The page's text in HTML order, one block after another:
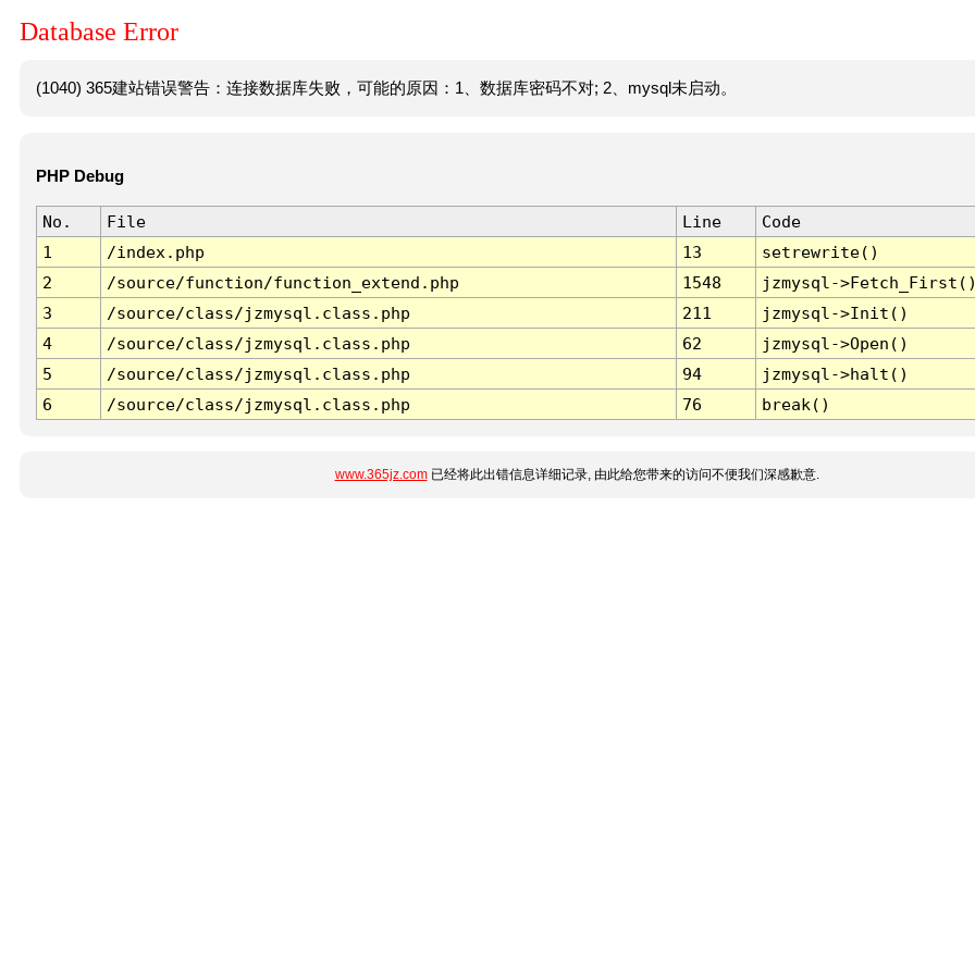
Database Error
(1040) 365建站错误警告：连接数据库失败，可能的原因：1、数据库密码不对; 2、mysql未启动。
PHP Debug
No. File Line
Code
1
/index.php 13
setrewrite()
2
/source/function/function_extend.php 1548
jzmysql-
3
/source/class/jzmysql.class.php 211
jzmysql->Init()
4
/source/class/jzmysql.class.php 62
jzmysql->Open()
5
/source/class/jzmysql.class.php 94
jzmysql->halt()
6
/source/class/jzmysql.class.php 76 break()
www.365jz.com已经将此出错信息详细记录, 由此给您带来的访问不便我们深感歉意.